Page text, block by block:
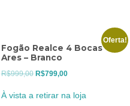
Oferta!
Fogão Realce 4 Bocas
Ares – Branco
R$999,00 O
R$799,00O
atual
À vista a retirar na loja